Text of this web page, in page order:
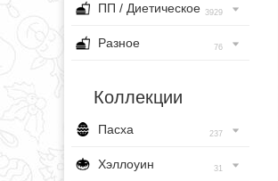
ПП / Диетическое 3929
Разное 76
Коллекции
Пасха 237
Хэллоуин 31